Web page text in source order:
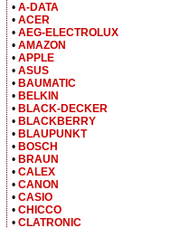
• A-DATA
• ACER
• AEG-ELECTROLUX
• AMAZON
• APPLE
• ASUS
• BAUMATIC
• BELKIN
• BLACK-DECKER
• BLACKBERRY
• BLAUPUNKT
• BOSCH
• BRAUN
• CALEX
• CANON
• CASIO
• CHICCO
• CLATRONIC